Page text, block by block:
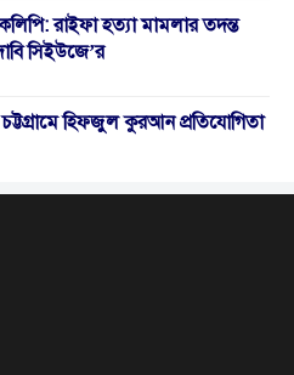
রাইফা হত্যা মামলার তদন্ত
সিইউজে’র
হিফজুল কুরআন প্রতিযোগিতা